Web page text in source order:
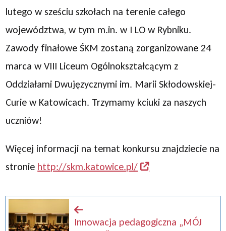
lutego w sześciu szkołach na terenie całego
województwa, w tym m.in. w I LO w Rybniku.
Zawody finałowe ŚKM zostaną zorganizowane 24
marca w VIII Liceum Ogólnokształcącym z
Oddziałami Dwujęzycznymi im. Marii Skłodowskiej-
Curie w Katowicach. Trzymamy kciuki za naszych
uczniów!
Więcej informacji na temat konkursu znajdziecie na
stronie http://skm.katowice.pl/
Innowacja pedagogiczna „MÓJ